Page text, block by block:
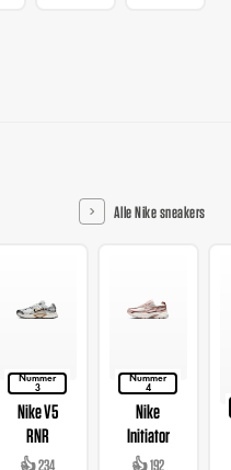
Alle Nike sneakers
Nummer
3
Nike V5
RNR
👍 234
Nummer
4
Nike
Initiator
👍 192